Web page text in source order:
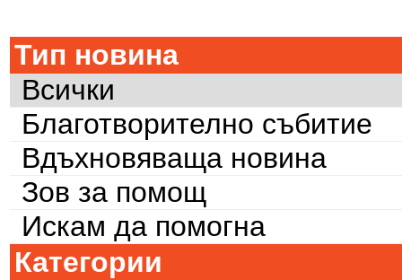
Тип новина
Всички
Благотворително събитие
Вдъхновяваща новина
Зов за помощ
Искам да помогна
Категории